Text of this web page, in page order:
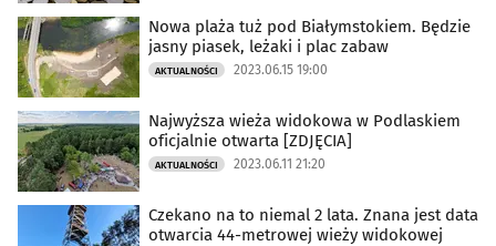
Nowa plaża tuż pod Białymstokiem. Będzie
jasny piasek, leżaki i plac zabaw
AKTUALNOŚCI 2023.06.15 19:00
Najwyższa wieża widokowa w Podlaskiem
oficjalnie otwarta [ZDJĘCIA]
AKTUALNOŚCI 2023.06.11 21:20
Czekano na to niemal 2 lata. Znana jest data
otwarcia 44-metrowej wieży widokowej